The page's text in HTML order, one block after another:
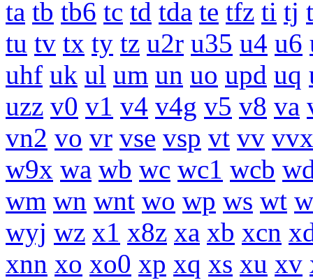
ta tb tb6 tc td tda te tfz ti tj
tu tv tx ty tz u2r u35 u4 u6
uhf uk ul um un uo upd uq
uzz v0 v1 v4 v4g v5 v8 va
vn2 vo vr vse vsp vt vv vvx
w9x wa wb wc wc1 wcb
wm wn wnt wo wp ws wt
wyj wz x1 x8z xa xb xcn
xnn xo xo0 xp xq xs xu xv